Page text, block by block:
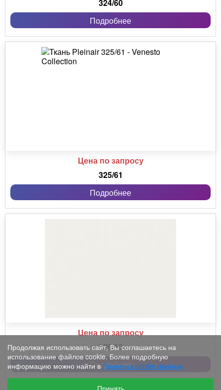
324/60
Подробнее
Цена по запросу
325/61
Подробнее
Цена по запросу
326/10
Подробнее
Продолжая использовать сайт, Вы соглашаетесь на
использование файлов cookie. Более подробную
информацию можно найти в Политика cookie файлов
Принять